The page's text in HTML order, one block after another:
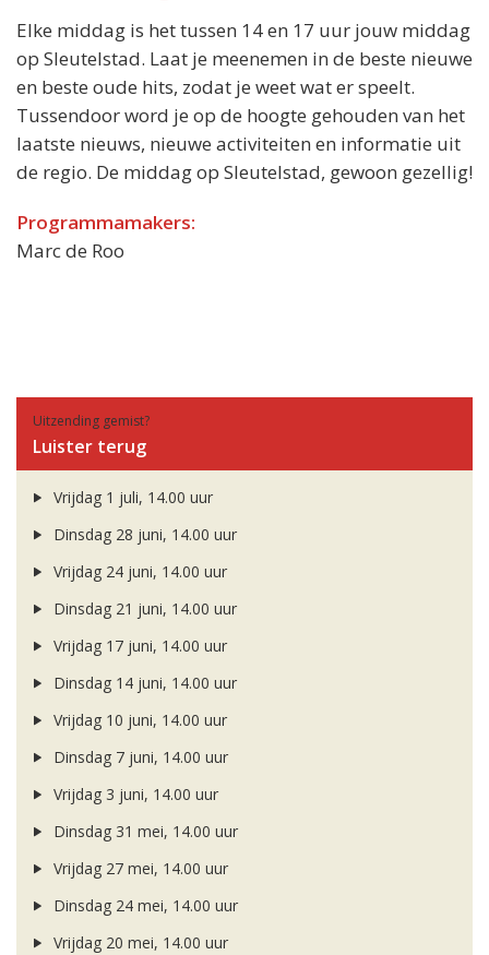
Elke middag is het tussen 14 en 17 uur jouw middag
op Sleutelstad. Laat je meenemen in de beste nieuwe
en beste oude hits, zodat je weet wat er speelt.
Tussendoor word je op de hoogte gehouden van het
laatste nieuws, nieuwe activiteiten en informatie uit
de regio. De middag op Sleutelstad, gewoon gezellig!
Programmamakers:
Marc de Roo
Uitzending gemist?
Luister terug
Vrijdag 1 juli, 14.00 uur
Dinsdag 28 juni, 14.00 uur
Vrijdag 24 juni, 14.00 uur
Dinsdag 21 juni, 14.00 uur
Vrijdag 17 juni, 14.00 uur
Dinsdag 14 juni, 14.00 uur
Vrijdag 10 juni, 14.00 uur
Dinsdag 7 juni, 14.00 uur
Vrijdag 3 juni, 14.00 uur
Dinsdag 31 mei, 14.00 uur
Vrijdag 27 mei, 14.00 uur
Dinsdag 24 mei, 14.00 uur
Vrijdag 20 mei, 14.00 uur